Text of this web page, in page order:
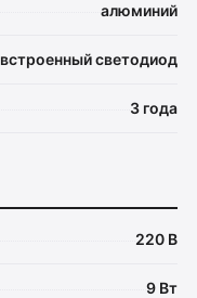
алюминий
встроенный светодиод
3 года
220 В
9 Вт